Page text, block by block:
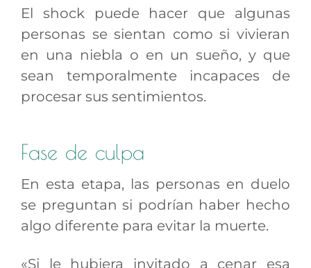
El shock puede hacer que algunas
personas se sientan como si vivieran
en una niebla o en un sueño, y que
sean temporalmente incapaces de
procesar sus sentimientos.
Fase de culpa
En esta etapa, las personas en duelo
se preguntan si podrían haber hecho
algo diferente para evitar la muerte.
«Si le hubiera invitado a cenar esa